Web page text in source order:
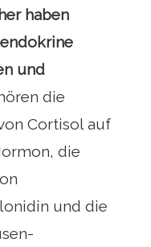
haben
und
die
Cortisol auf
die
und die